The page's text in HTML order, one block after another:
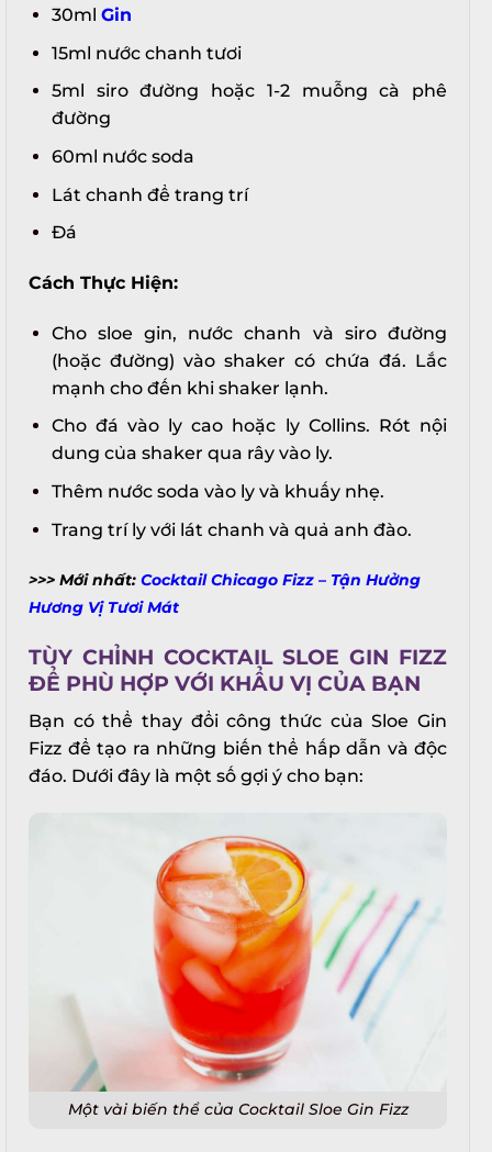
30ml Gin
15ml nước chanh tươi
5ml siro đường hoặc 1-2 muỗng cà phê
đường
60ml nước soda
Lát chanh để trang trí
Đá
Cách Thực Hiện:
Cho sloe gin, nước chanh và siro đường
(hoặc đường) vào shaker có chứa đá. Lắc
mạnh cho đến khi shaker lạnh.
Cho đá vào ly cao hoặc ly Collins. Rót nội
dung của shaker qua rây vào ly.
Thêm nước soda vào ly và khuấy nhẹ.
Trang trí ly với lát chanh và quả anh đào.
>>> Mới nhất: Cocktail Chicago Fizz – Tận Hưởng
Hương Vị Tươi Mát
TÙY CHỈNH COCKTAIL SLOE GIN FIZZ
ĐỂ PHÙ HỢP VỚI KHẨU VỊ CỦA BẠN
Bạn có thể thay đổi công thức của Sloe Gin
Fizz để tạo ra những biến thể hấp dẫn và độc
đáo. Dưới đây là một số gợi ý cho bạn:
Một vài biến thể của Cocktail Sloe Gin Fizz
X